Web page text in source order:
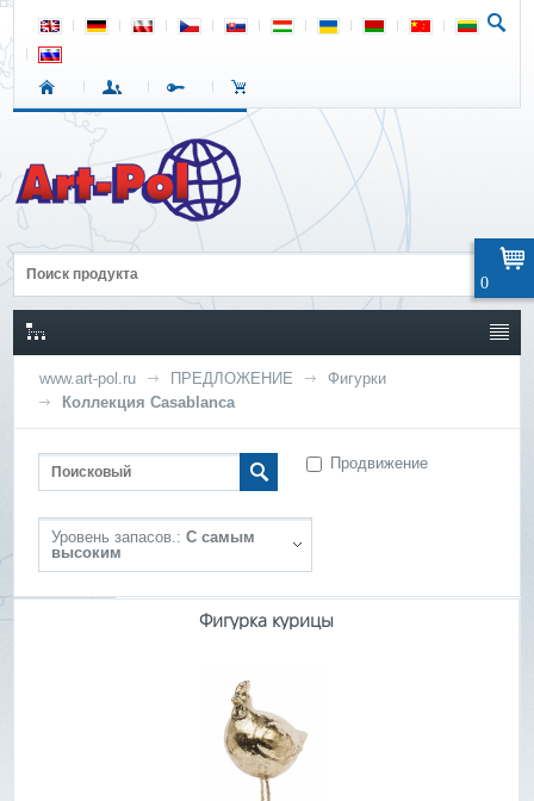
www.art-pol.ru ПРЕДЛОЖЕНИЕ
Фигурки
Коллекция Casablanca
Продвижение
Уровень запасов.: С самым
высоким
Фигурка курицы
0